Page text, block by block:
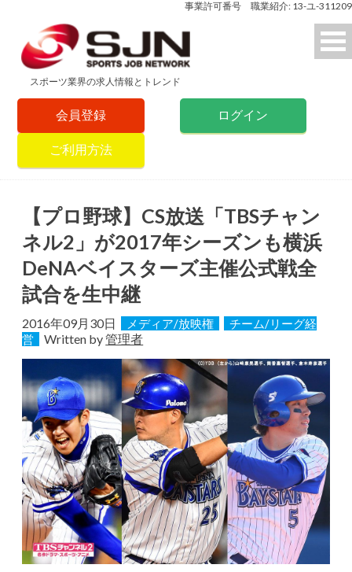
事業許可番号 職業紹介: 13-ユ-311209
スポーツ業界の求人情報とトレンド
会員登録 ログイン
ご利用方法
【プロ野球】CS放送「TBSチャン
ネル2」が2017年シーズンも横浜
DeNAベイスターズ主催公式戦全
試合を生中継
2016年09月30日 メディア/放映権
チーム/リーグ経
営
Written by管理者